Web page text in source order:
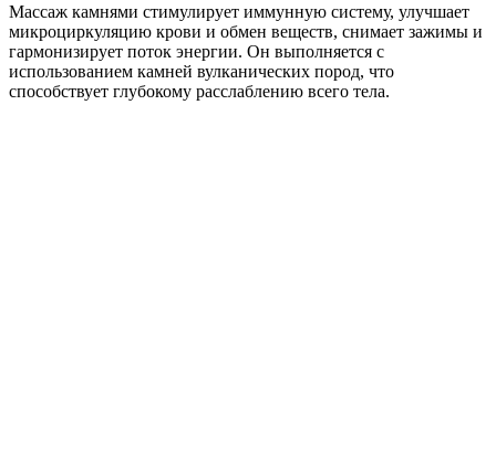
Массаж камнями стимулирует иммунную систему, улучшает
микроциркуляцию крови и обмен веществ, снимает зажимы и
гармонизирует поток энергии. Он выполняется с
использованием камней вулканических пород, что
способствует глубокому расслаблению всего тела.